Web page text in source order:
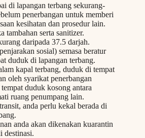
di lapangan terbang sekurang-
penerbangan untuk memberi
kesihatan dan prosedur lain.
tambahan serta sanitizer.
daripada 37.5 darjah.
sosial) semasa beratur
duduk di lapangan terbang.
kapal terbang, duduk di tempat
oleh syarikat penerbangan
duduk kosong antara
ruang penumpang lain.
anda perlu kekal berada di
anda akan dikenakan kuarantin
destinasi.